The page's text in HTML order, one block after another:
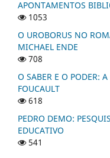
APONTAMENTOS
1053
O UROBORUS NO
MICHAEL ENDE
708
O SABER E O PODER:
FOUCAULT
618
PEDRO DEMO:
EDUCATIVO
541